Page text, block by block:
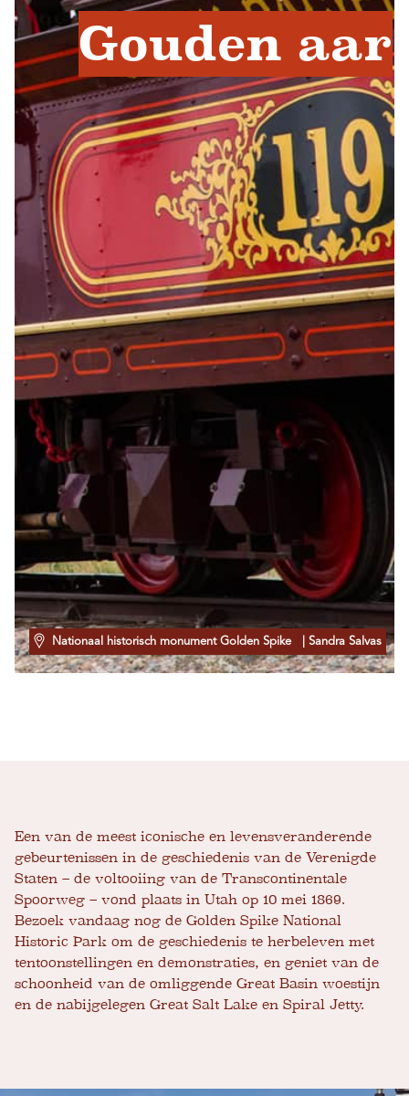
Gouden aar
Nationaal historisch monument Golden Spike | Sandra Salvas
Een van de meest iconische en levensveranderende
gebeurtenissen in de geschiedenis van de Verenigde
Staten – de voltooiing van de Transcontinentale
Spoorweg – vond plaats in Utah op 10 mei 1869.
Bezoek vandaag nog de Golden Spike National
Historic Park om de geschiedenis te herbeleven met
tentoonstellingen en demonstraties, en geniet van de
schoonheid van de omliggende Great Basin woestijn
en de nabijgelegen Great Salt Lake en Spiral Jetty.